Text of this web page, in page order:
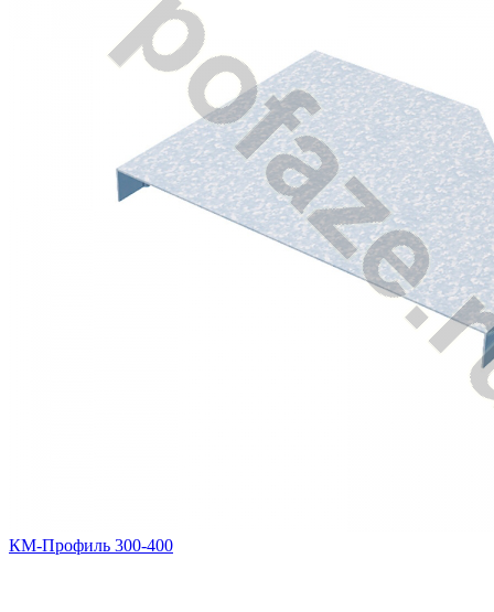
КМ-Профиль 300-400